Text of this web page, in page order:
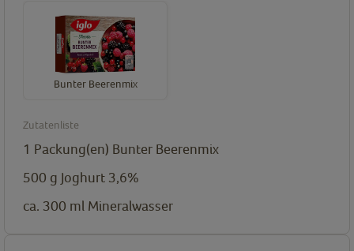
Bunter Beerenmix
Zutatenliste
1 Packung(en) Bunter Beerenmix
500 g Joghurt 3,6%
ca. 300 ml Mineralwasser